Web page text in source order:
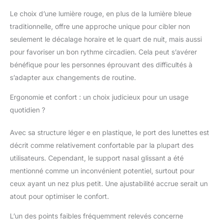
lumière sans UV est
sûre, car cette
le spectre proche des
rayons UV. 【Lumière
rouge unique 670
nm】: améliorez la
une lumière rouge de
La recherche indique
que cette longueur
d'onde peut améliorer
la circulation sanguine
réduire le stress
oxydatif et soutenir la
Le choix d’une lumière rouge, en plus de la lumière bleue
traditionnelle, offre une approche unique pour cibler non
seulement le décalage horaire et le quart de nuit, mais aussi
pour favoriser un bon rythme circadien. Cela peut s’avérer
bénéfique pour les personnes éprouvant des difficultés à
s’adapter aux changements de routine.
Ergonomie et confort : un choix judicieux pour un usage
quotidien ?
Avec sa structure léger e en plastique, le port des lunettes est
décrit comme relativement confortable par la plupart des
utilisateurs. Cependant, le support nasal glissant a été
mentionné comme un inconvénient potentiel, surtout pour
ceux ayant un nez plus petit. Une ajustabilité accrue serait un
atout pour optimiser le confort.
L’un des points faibles fréquemment relevés concerne